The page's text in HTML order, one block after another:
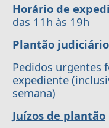
Horário de
das 11h às 19h
Plantão
Pedidos urgentes
expediente
semana)
Juízos de plantão